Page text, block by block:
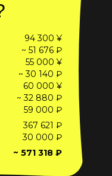
94 300 ¥
~ 51 676 ₽
55 000 ¥
~ 30 140 ₽
60 000 ¥
~ 32 880 ₽
59 000 ₽
367 621 ₽
30 000 ₽
~ 571 318 ₽